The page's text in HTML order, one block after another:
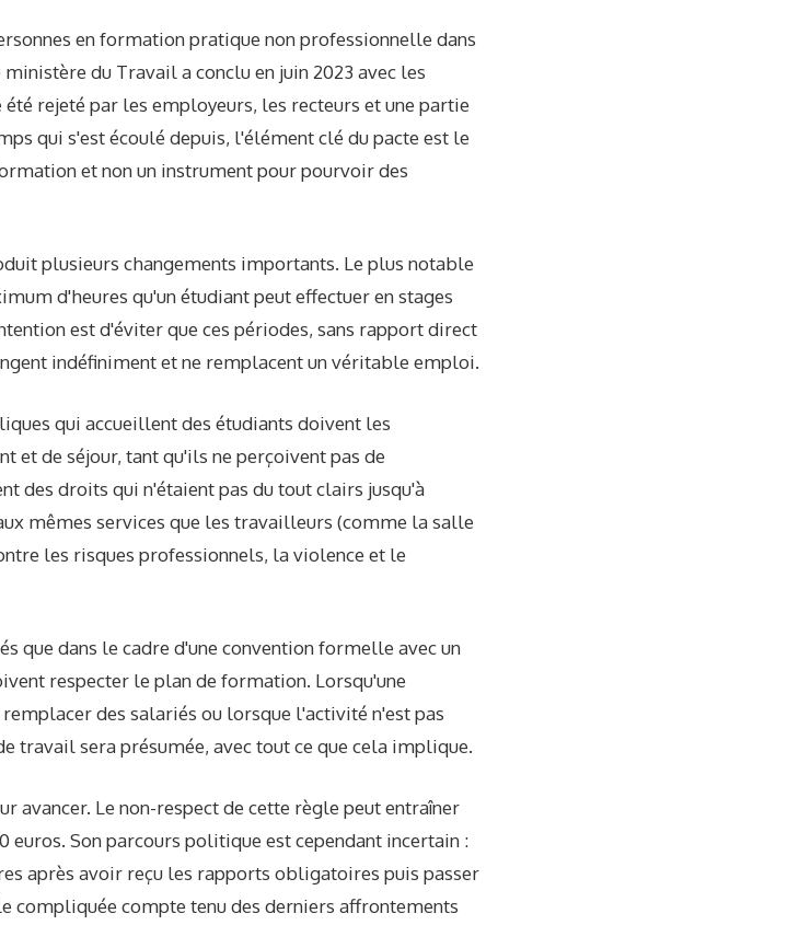
en formation pratique non professionnelle dans
du Travail a conclu en juin 2023 avec les
été rejeté par les employeurs, les recteurs et une partie
qui s'est écoulé depuis, l'élément clé du pacte est le
et non un instrument pour pourvoir des
plusieurs changements importants. Le plus notable
d'heures qu'un étudiant peut effectuer en stages
est d'éviter que ces périodes, sans rapport direct
indéfiniment et ne remplacent un véritable emploi.
qui accueillent des étudiants doivent les
et de séjour, tant qu'ils ne perçoivent pas de
des droits qui n'étaient pas du tout clairs jusqu'à
mêmes services que les travailleurs (comme la salle
les risques professionnels, la violence et le
que dans le cadre d'une convention formelle avec un
respecter le plan de formation. Lorsqu'une
des salariés ou lorsque l'activité n'est pas
travail sera présumée, avec tout ce que cela implique.
avancer. Le non-respect de cette règle peut entraîner
euros. Son parcours politique est cependant incertain :
après avoir reçu les rapports obligatoires puis passer
compliquée compte tenu des derniers affrontements